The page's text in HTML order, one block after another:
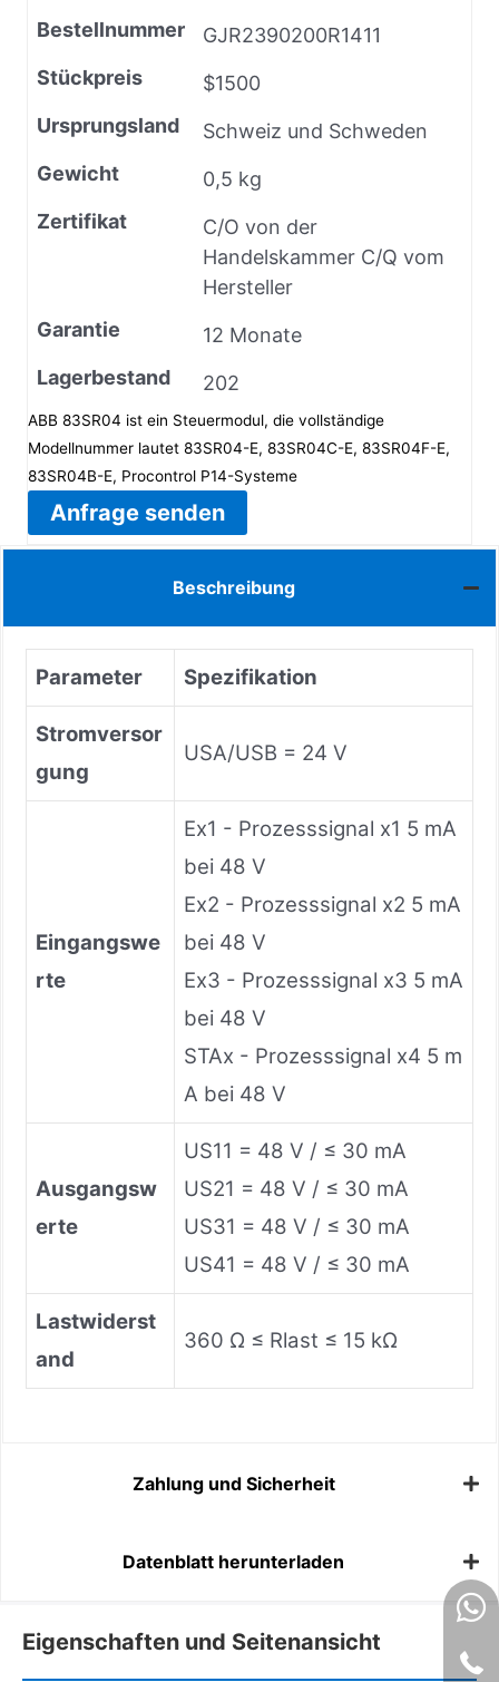
Bestellnummer
GJR2390200R1411
Stückpreis
$1500
Ursprungsland
Schweiz und Schweden
Gewicht
0,5 kg
Zertifikat
C/O von der
Handelskammer C/Q vom
Hersteller
Garantie
12 Monate
Lagerbestand
202
ABB 83SR04 ist ein Steuermodul, die vollständige
Modellnummer lautet 83SR04-E, 83SR04C-E, 83SR04F-E,
83SR04B-E, Procontrol P14-Systeme
Anfrage senden
Beschreibung
Parameter Spezifikation
Stromversor
gung
USA/USB = 24 V
Eingangswe
rte
Ex1 - Prozesssignal x1 5 mA
bei 48 V
Ex2 - Prozesssignal x2 5 mA
bei 48 V
Ex3 - Prozesssignal x3 5 mA
bei 48 V
STAx - Prozesssignal x4 5 m
A bei 48 V
Ausgangsw
erte
US11 = 48 V / ≤ 30 mA
US21 = 48 V / ≤ 30 mA
US31 = 48 V / ≤ 30 mA
US41 = 48 V / ≤ 30 mA
Lastwiderst
and
360 Ω ≤ Rlast ≤ 15 kΩ
Zahlung und Sicherheit
Datenblatt herunterladen
Eigenschaften und Seitenansicht